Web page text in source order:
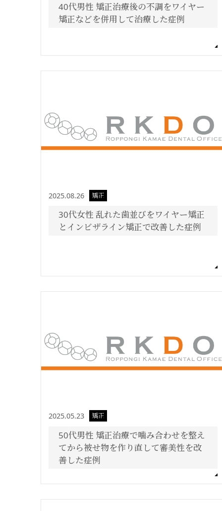
40代男性 矯正治療後の不調をワイヤー
矯正などを併用して治療した症例
2025.08.26 矯正
30代女性 乱れた歯並びをワイヤー矯正
とインビザライン矯正で改善した症例
2025.05.23 矯正
50代男性 矯正治療で噛み合わせを整え
てから被せ物を作り直して審美性を改
善した症例